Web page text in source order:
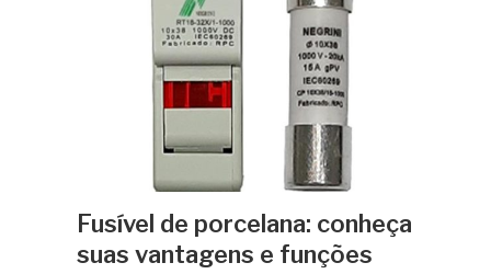
Fusível de porcelana: conheça
suas vantagens e funções